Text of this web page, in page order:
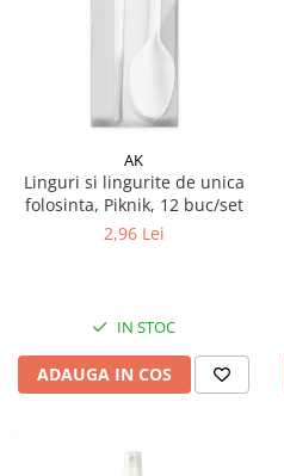
Odorizante Speciale
Produse de curatare industriala
Solutii de indepartarea cimentului
(decapanti)
Folii si ambalaje
Pahare de unica folosinta
Tacamuri de unica folosinta
Dispensere
Dispensere folie
Dispensere hartie
Hartie igienica
Prosoape pliate
Role medicale
AK
Linguri si lingurite de unica
folosinta, Piknik, 12 buc/set
2,96 Lei
IN STOC
ADAUGA IN COS